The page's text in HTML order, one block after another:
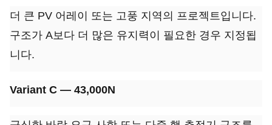
더 큰 PV 어레이 또는 고풍 지역의 프로젝트입니다.
구조가 A보다 더 많은 유지력이 필요한 경우 지정됩
니다.
Variant C — 43,000N